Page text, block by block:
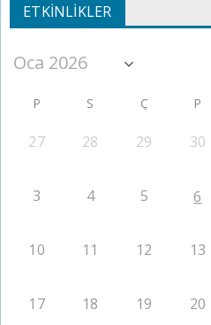
ETKINLIKLER
P S Ç P
27 28 29 30
3 4 5 6
10 11 12 13
17 18 19 20